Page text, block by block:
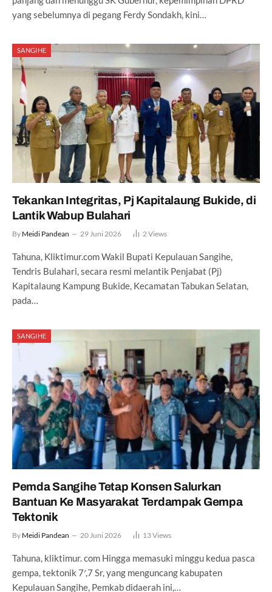
yang sebelumnya di pegang Ferdy Sondakh, kini…
SANGIHE
Tekankan Integritas, Pj Kapitalaung Bukide, di
Lantik Wabup Bulahari
By Meidi Pandean 29 Juni 2026 2Views
Tahuna, Kliktimur.com Wakil Bupati Kepulauan Sangihe,
Tendris Bulahari, secara resmi melantik Penjabat (Pj)
Kapitalaung Kampung Bukide, Kecamatan Tabukan Selatan,
pada…
SANGIHE
Pemda Sangihe Tetap Konsen Salurkan
Bantuan Ke Masyarakat Terdampak Gempa
Tektonik
By Meidi Pandean 20 Juni 2026 13Views
Tahuna, kliktimur. com Hingga memasuki minggu kedua pasca
gempa, tektonik 7′,7 Sr, yang menguncang kabupaten
Kepulauan Sangihe, Pemkab didaerah ini,…